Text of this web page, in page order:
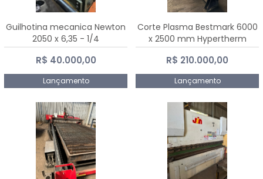
Guilhotina mecanica Newton
2050 x 6,35 - 1/4
R$ 40.000,00
Lançamento
Corte Plasma Bestmark 6000
x 2500 mm Hypertherm
MaxPro 200
R$ 210.000,00
Lançamento